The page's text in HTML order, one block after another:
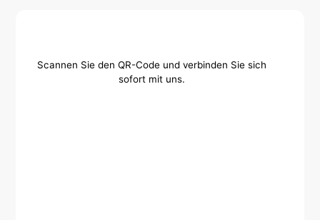
Scannen Sie den QR-Code und verbinden Sie sich
sofort mit uns.